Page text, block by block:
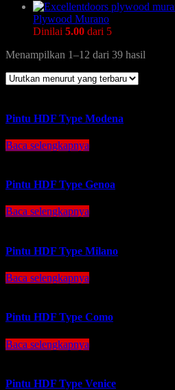
Plywood Murano
Dinilai 5.00 dari 5
Menampilkan 1–12 dari 39 hasil
Pintu HDF Type Modena
Baca selengkapnya
Pintu HDF Type Genoa
Baca selengkapnya
Pintu HDF Type Milano
Baca selengkapnya
Pintu HDF Type Como
Baca selengkapnya
Pintu HDF Type Venice